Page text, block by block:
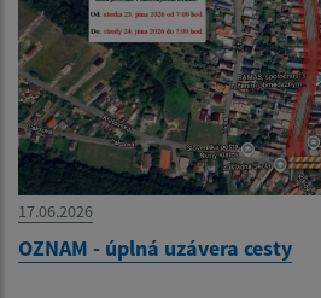
17.06.2026
OZNAM - úplná uzávera cesty